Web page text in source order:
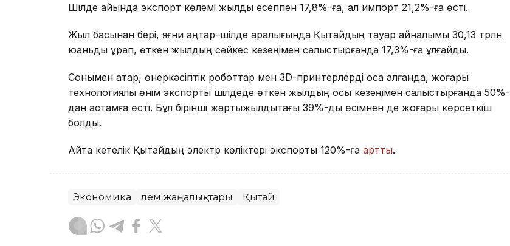
Шілде айында экспорт көлемі жылдық есеппен 17,8%-ға, ал импорт 21,2%-ға өсті.
Жыл басынан бері, яғни қаңтар–шілде аралығында Қытайдың тауар айналымы 30,13 трлн
юаньды құрап, өткен жылдың сәйкес кезеңімен салыстырғанда 17,3%-ға ұлғайды.
Сонымен қатар, өнеркәсіптік роботтар мен 3D-принтерлерді қоса алғанда, жоғары
технологиялық өнім экспорты шілдеде өткен жылдың осы кезеңімен салыстырғанда 50%-
дан астамға өсті. Бұл бірінші жартыжылдықтағы 39%-дық өсімнен де жоғары көрсеткіш
болды.
Айта кетелік Қытайдың электр көліктері экспорты 120%-ға артты.
Экономика Әлем жаңалықтары Қытай